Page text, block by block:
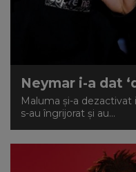
Neymar i-a dat
Maluma și-a
s-au îngrijorat și au...